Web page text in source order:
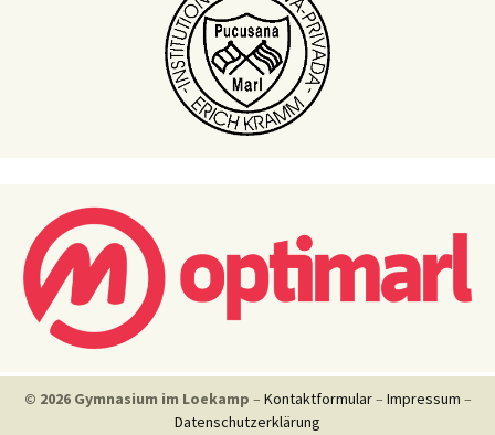
© 2026 Gymnasium im Loekamp – Kontaktformular– Impressum –
Datenschutzerklärung